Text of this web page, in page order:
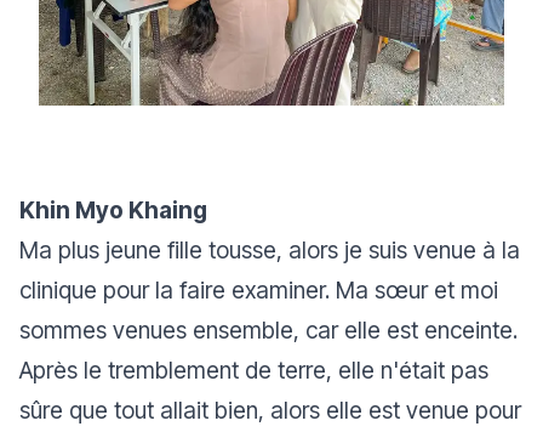
Khin Myo Khaing
Ma plus jeune fille tousse, alors je suis venue à la
clinique pour la faire examiner. Ma sœur et moi
sommes venues ensemble, car elle est enceinte.
Après le tremblement de terre, elle n'était pas
sûre que tout allait bien, alors elle est venue pour